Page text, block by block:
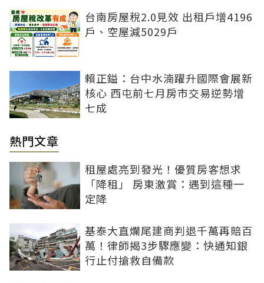
台南房屋稅2.0見效 出租戶增4196
戶、空屋減5029戶
賴正鎰：台中水湳躍升國際會展新
核心 西屯前七月房市交易逆勢增
七成
熱門文章
租屋處亮到發光！優質房客想求
「降租」 房東激賞：遇到這種一
定降
基泰大直爛尾建商判退千萬再賠百
萬！律師揭3步驟應變：快通知銀
行止付搶救自備款